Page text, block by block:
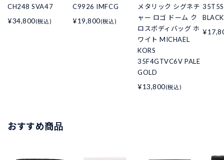
CH248 SVA47
¥34,800(税込)
C9926 IMFCG
¥19,800(税込)
メタリック シグネチ
ャー ロゴ ドーム ク
ロスボディバッグ ホ
ワイト MICHAEL
KORS
35F4GTVC6V PALE
GOLD
¥13,800(税込)
BLACK
おすすめ商品